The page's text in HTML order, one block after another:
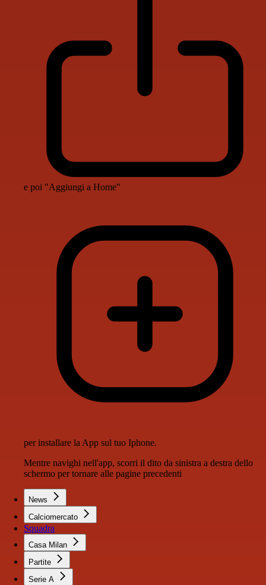
e poi "Aggiungi a Home"
per installare la App sul tuo Iphone.
Mentre navighi nell'app, scorri il dito da sinistra a destra dello
schermo per tornare alle pagine precedenti
News
Calciomercato
Squadra
Casa Milan
Partite
Serie A